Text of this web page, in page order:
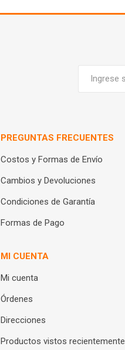
PREGUNTAS FRECUENTES
Costos y Formas de Envío
Cambios y Devoluciones
Condiciones de Garantía
Formas de Pago
MI CUENTA
Mi cuenta
Órdenes
Direcciones
Productos vistos recientemente